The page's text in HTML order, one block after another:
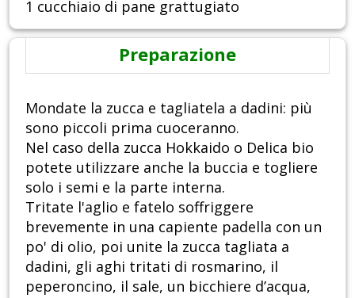
1 cucchiaio di pane grattugiato
Preparazione
Mondate la zucca e tagliatela a dadini: più
sono piccoli prima cuoceranno.
Nel caso della zucca Hokkaido o Delica bio
potete utilizzare anche la buccia e togliere
solo i semi e la parte interna.
Tritate l'aglio e fatelo soffriggere
brevemente in una capiente padella con un
po' di olio, poi unite la zucca tagliata a
dadini, gli aghi tritati di rosmarino, il
peperoncino, il sale, un bicchiere d’acqua,